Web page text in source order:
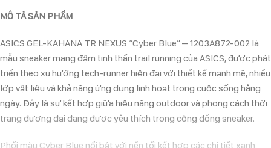
MÔ TẢ SẢN PHẨM
ASICS GEL-KAHANA TR NEXUS “Cyber Blue” – 1203A872-002 là
mẫu sneaker mang đậm tinh thần trail running của ASICS, được phát
triển theo xu hướng tech-runner hiện đại với thiết kế mạnh mẽ, nhiều
lớp vật liệu và khả năng ứng dụng linh hoạt trong cuộc sống hằng
ngày. Đây là sự kết hợp giữa hiệu năng outdoor và phong cách thời
trang đương đại đang được yêu thích trong cộng đồng sneaker.
Phối màu Cyber Blue nổi bật với nền tối kết hợp các chi tiết xanh